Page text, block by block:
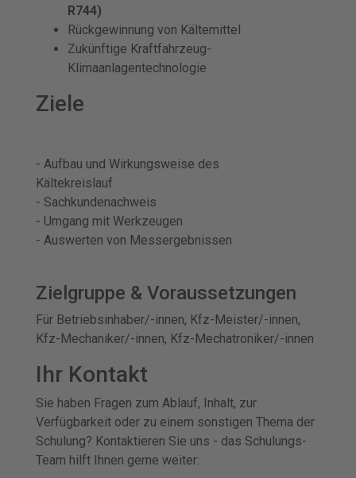
R744)
Rückgewinnung von Kältemittel
Zukünftige Kraftfahrzeug-
Klimaanlagentechnologie
Ziele
- Aufbau und Wirkungsweise des
Kältekreislauf
- Sachkundenachweis
- Umgang mit Werkzeugen
- Auswerten von Messergebnissen
Zielgruppe & Voraussetzungen
Für Betriebsinhaber/-innen, Kfz-Meister/-innen,
Kfz-Mechaniker/-innen, Kfz-Mechatroniker/-innen
Ihr Kontakt
Sie haben Fragen zum Ablauf, Inhalt, zur
Verfügbarkeit oder zu einem sonstigen Thema der
Schulung? Kontaktieren Sie uns - das Schulungs-
Team hilft Ihnen gerne weiter: